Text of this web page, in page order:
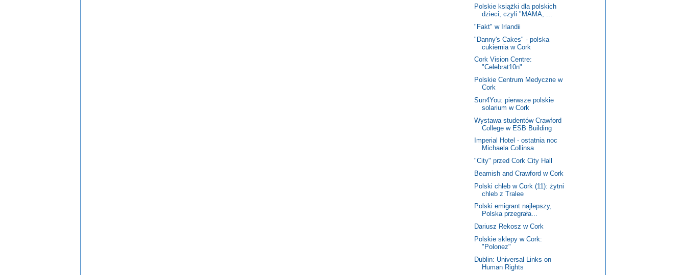
Polskie książki dla polskich
dzieci, czyli "MAMA, ...
"Fakt" w Irlandii
"Danny's Cakes" - polska
cukiernia w Cork
Cork Vision Centre:
"Celebrat10n"
Polskie Centrum Medyczne w
Cork
Sun4You: pierwsze polskie
solarium w Cork
Wystawa studentów Crawford
College w ESB Building
Imperial Hotel - ostatnia noc
Michaela Collinsa
"City" przed Cork City Hall
Beamish and Crawford w Cork
Polski chleb w Cork (11): żytni
chleb z Tralee
Polski emigrant najlepszy,
Polska przegrała...
Dariusz Rekosz w Cork
Polskie sklepy w Cork:
"Polonez"
Dublin: Universal Links on
Human Rights